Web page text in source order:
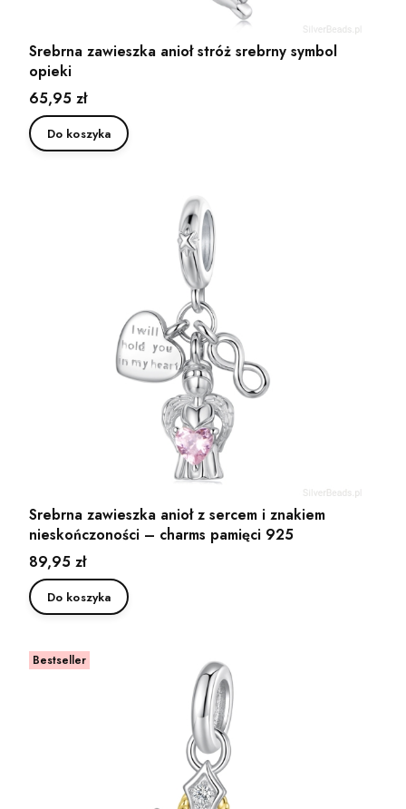
Srebrna zawieszka anioł stróż srebrny symbol
opieki
Cena
65,95 zł
Do koszyka
Srebrna zawieszka anioł z sercem i znakiem
nieskończoności – charms pamięci 925
Cena
89,95 zł
Do koszyka
Bestseller